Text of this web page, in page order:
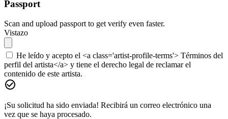
Passport
Scan and upload passport to get verify even faster.
Vistazo
He leído y acepto el <a class='artist-profile-terms'> Términos del
perfil del artista</a> y tiene el derecho legal de reclamar el
contenido de este artista.
¡Su solicitud ha sido enviada! Recibirá un correo electrónico una
vez que se haya procesado.